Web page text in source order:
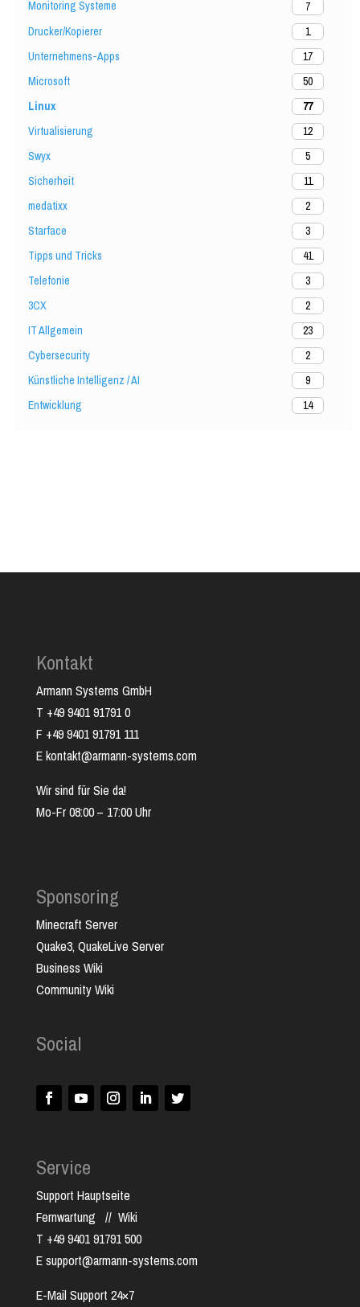
Monitoring Systeme
7
Drucker/Kopierer
1
Unternehmens-Apps
17
Microsoft
50
Linux
77
Virtualisierung
12
Swyx
5
Sicherheit
11
medatixx
2
Starface
3
Tipps und Tricks
41
Telefonie
3
3CX
2
IT Allgemein
23
Cybersecurity
2
Künstliche Intelligenz / AI
9
Entwicklung
14
Kontakt
Armann Systems GmbH
T +49 9401 91791 0
F +49 9401 91791 111
E kontakt@armann-systems.com
Wir sind für Sie da!
Mo-Fr 08:00 – 17:00 Uhr
Sponsoring
Minecraft Server
Quake3, QuakeLive Server
Business Wiki
Community Wiki
Social
Service
Support Hauptseite
Fernwartung // Wiki
T +49 9401 91791 500
E support@armann-systems.com
E-Mail Support 24×7